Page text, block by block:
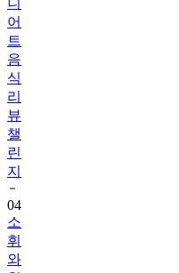
트
음
식
리
뷰
챌
린
지
04
소
휘
와
함
께